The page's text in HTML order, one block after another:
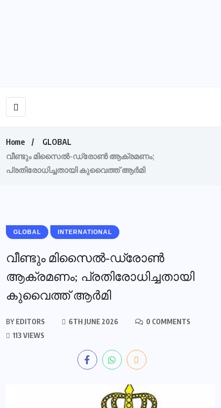
Home
GLOBAL
വീണ്ടും മിസൈല്‍-ഡ്രോണ്‍ ആക്രമണം;
പ്രതിരോധിച്ചതായി കുവൈത്ത് ആര്‍മി
GLOBAL INTERNATIONAL
വീണ്ടും മിസൈല്‍-ഡ്രോണ്‍
ആക്രമണം; പ്രതിരോധിച്ചതായി
കുവൈത്ത് ആര്‍മി
BY EDITORS 6TH JUNE 2026
0 COMMENTS
113 VIEWS